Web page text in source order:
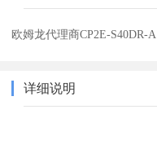
欧姆龙代理商CP2E-S40DR-A
详细说明